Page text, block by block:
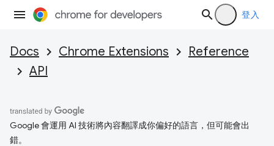
登入
Docs Chrome Extensions
Reference
API
Google 會運用 AI 技術將內容翻譯成你偏好的語言，但可能會出
錯。